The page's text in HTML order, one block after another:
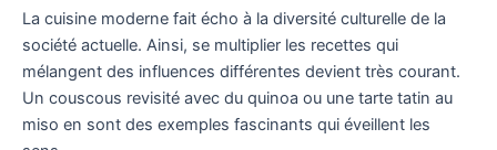
La cuisine moderne fait écho à la diversité culturelle de la
société actuelle. Ainsi, se multiplier les recettes qui
mélangent des influences différentes devient très courant.
Un couscous revisité avec du quinoa ou une tarte tatin au
miso en sont des exemples fascinants qui éveillent les